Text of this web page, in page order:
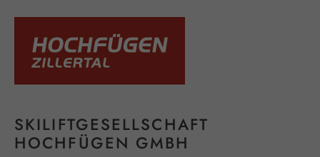
SKILIFTGESELLSCHAFT
HOCHFÜGEN GMBH